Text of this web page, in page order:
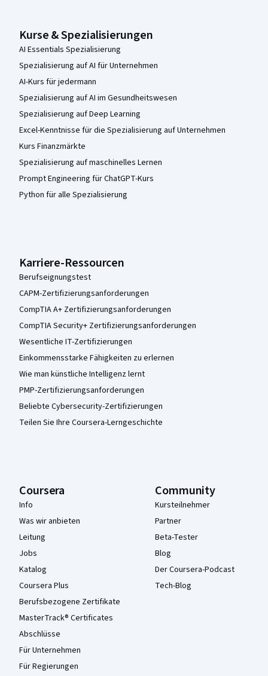
Kurse & Spezialisierungen
AI Essentials Spezialisierung
Spezialisierung auf AI für Unternehmen
AI-Kurs für jedermann
Spezialisierung auf AI im Gesundheitswesen
Spezialisierung auf Deep Learning
Excel-Kenntnisse für die Spezialisierung auf Unternehmen
Kurs Finanzmärkte
Spezialisierung auf maschinelles Lernen
Prompt Engineering für ChatGPT-Kurs
Python für alle Spezialisierung
Karriere-Ressourcen
Berufseignungstest
CAPM-Zertifizierungsanforderungen
CompTIA A+ Zertifizierungsanforderungen
CompTIA Security+ Zertifizierungsanforderungen
Wesentliche IT-Zertifizierungen
Einkommensstarke Fähigkeiten zu erlernen
Wie man künstliche Intelligenz lernt
PMP-Zertifizierungsanforderungen
Beliebte Cybersecurity-Zertifizierungen
Teilen Sie Ihre Coursera-Lerngeschichte
Coursera
Info
Was wir anbieten
Leitung
Jobs
Katalog
Coursera Plus
Berufsbezogene Zertifikate
MasterTrack® Certificates
Abschlüsse
Für Unternehmen
Für Regierungen
Community
Kursteilnehmer
Partner
Beta-Tester
Blog
Der Coursera-Podcast
Tech-Blog